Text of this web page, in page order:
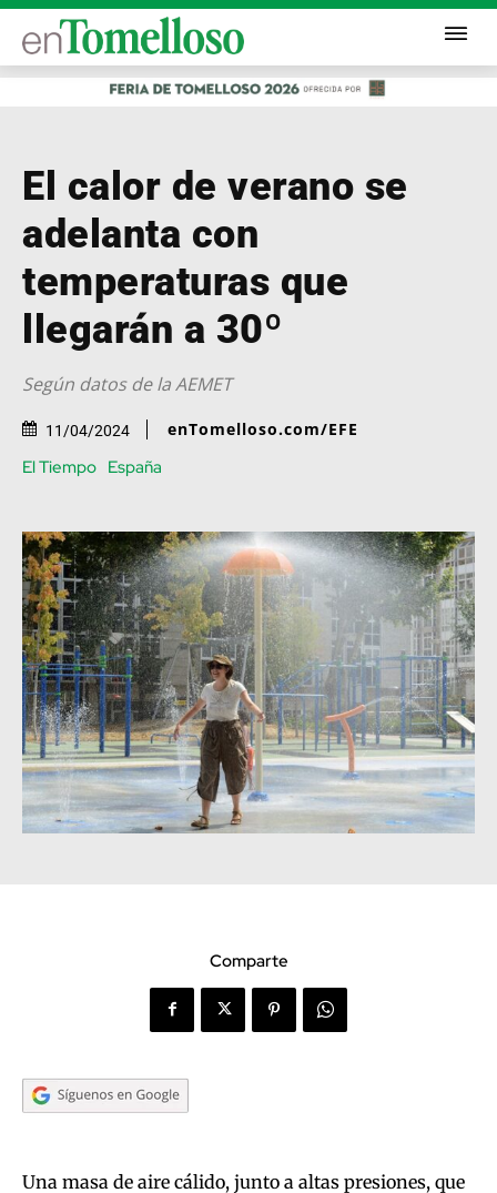
El calor de verano se
adelanta con
temperaturas que
llegarán a 30º
Según datos de la AEMET
11/04/2024 enTomelloso.com/EFE
El Tiempo España
Comparte
Una masa de aire cálido, junto a altas presiones, que